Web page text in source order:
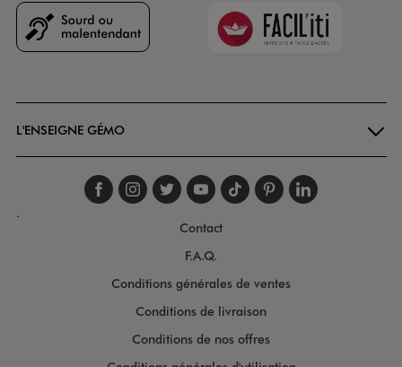
Faciliti
L'ENSEIGNE GÉMO
Suivez-nous sur
Suivez-nous sur
Suivez-nous sur
Suivez-nous
Suivez-nous
Suivez-
.
Contact
F.A.Q.
Conditions générales de ventes
Conditions de livraison
Conditions de nos offres